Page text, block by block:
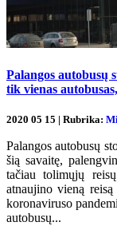
Palangos autobusų
tik vienas
2020 05 15 | Rubrika:
Palangos autobusų
šią savaitę,
tačiau tolimųjų
atnaujino vieną
koronaviruso
autobusų...